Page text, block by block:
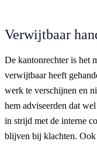
Verwijtbaar
De kantonrechter is het
verwijtbaar heeft
werk te verschijnen en
hem adviseerden dat
in strijd met de interne
blijven bij klachten.